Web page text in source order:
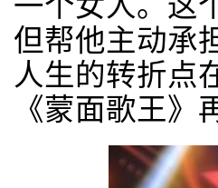
但帮他主动承
人生的转折点
《蒙面歌王》